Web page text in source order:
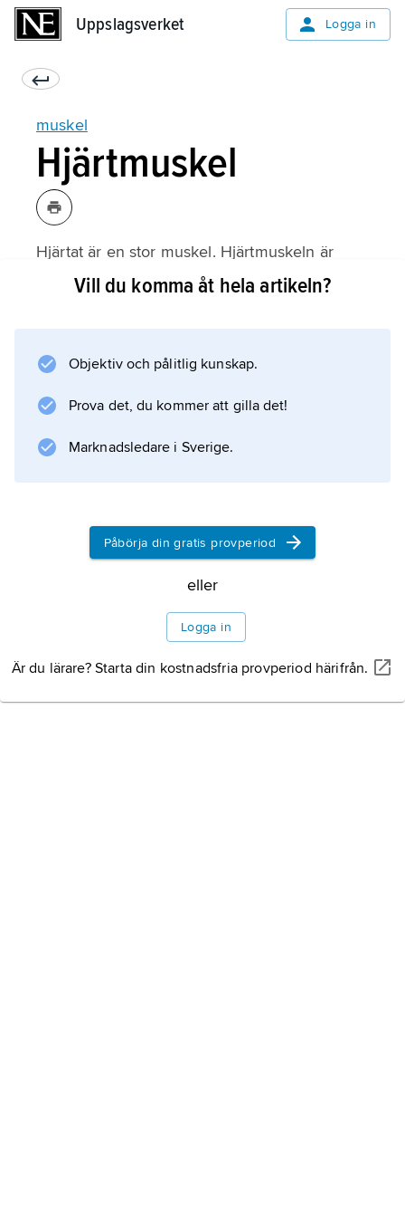
Uppslagsverket Logga in
muskel
Hjärtmuskel
Hjärtat är en stor muskel. Hjärtmuskeln är
tvärstrimmig, precis som skelettmusklerna.
Information om artikeln
Vill du komma åt hela artikeln?
Objektiv och pålitlig kunskap.
Prova det, du kommer att gilla det!
Marknadsledare i Sverige.
Påbörja din gratis provperiod
eller
Logga in
Är du lärare? Starta din kostnadsfria provperiod härifrån.